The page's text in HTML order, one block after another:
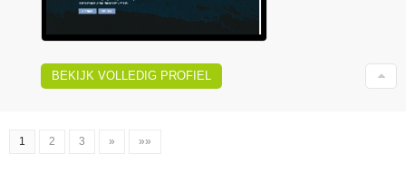
BEKIJK VOLLEDIG PROFIEL
1 2 3 » »»